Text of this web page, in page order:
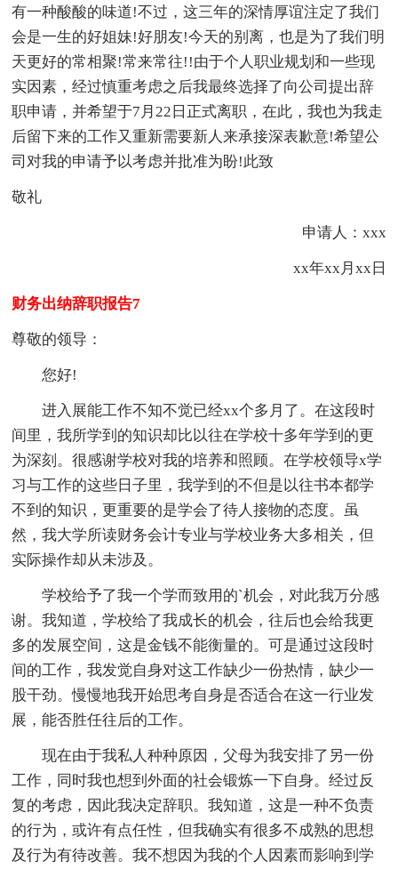
有一种酸酸的味道!不过，这三年的深情厚谊注定了我们
会是一生的好姐妹!好朋友!今天的别离，也是为了我们明
天更好的常相聚!常来常往!!由于个人职业规划和一些现
实因素，经过慎重考虑之后我最终选择了向公司提出辞
职申请，并希望于7月22日正式离职，在此，我也为我走
后留下来的工作又重新需要新人来承接深表歉意!希望公
司对我的申请予以考虑并批准为盼!此致
敬礼
申请人：xxx
xx年xx月xx日
财务出纳辞职报告7
尊敬的领导：
您好!
进入展能工作不知不觉已经xx个多月了。在这段时
间里，我所学到的知识却比以往在学校十多年学到的更
为深刻。很感谢学校对我的培养和照顾。在学校领导x学
习与工作的这些日子里，我学到的不但是以往书本都学
不到的知识，更重要的是学会了待人接物的态度。虽
然，我大学所读财务会计专业与学校业务大多相关，但
实际操作却从未涉及。
学校给予了我一个学而致用的`机会，对此我万分感
谢。我知道，学校给了我成长的机会，往后也会给我更
多的发展空间，这是金钱不能衡量的。可是通过这段时
间的工作，我发觉自身对这工作缺少一份热情，缺少一
股干劲。慢慢地我开始思考自身是否适合在这一行业发
展，能否胜任往后的工作。
现在由于我私人种种原因，父母为我安排了另一份
工作，同时我也想到外面的社会锻炼一下自身。经过反
复的考虑，因此我决定辞职。我知道，这是一种不负责
的行为，或许有点任性，但我确实有很多不成熟的思想
及行为有待改善。我不想因为我的个人因素而影响到学